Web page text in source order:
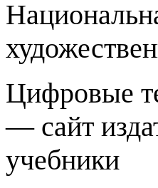
Цифровые
— сайт
учебники